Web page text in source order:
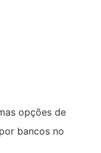
opções de
bancos no